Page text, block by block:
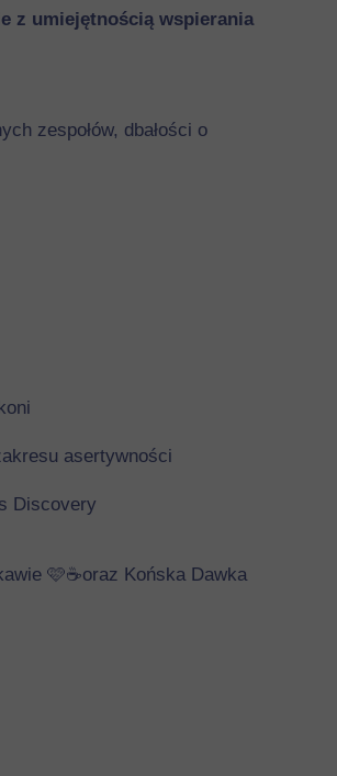
z umiejętnością wspierania
zespołów, dbałości o
asertywności
Discovery
🩷☕oraz Końska Dawka